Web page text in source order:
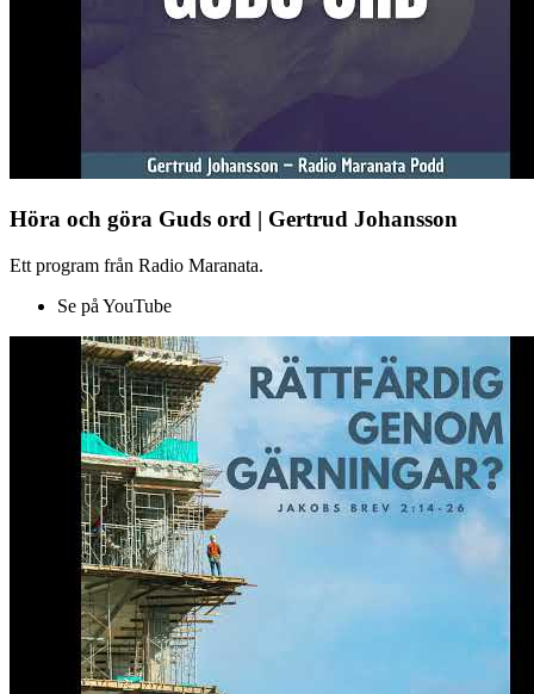
Höra och göra Guds ord | Gertrud Johansson
Ett program från Radio Maranata.
Se på YouTube